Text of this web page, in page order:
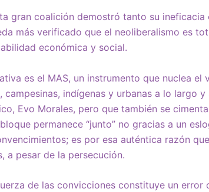
gran coalición demostró tanto su
más verificado que el neoliberalismo es
económica y social.
es el MAS, un instrumento que nuclea el
campesinas, indígenas y urbanas a lo largo
Evo Morales, pero que también se
permanece “junto” no gracias a un
es por esa auténtica razón
a pesar de la persecución.
de las convicciones constituye un error